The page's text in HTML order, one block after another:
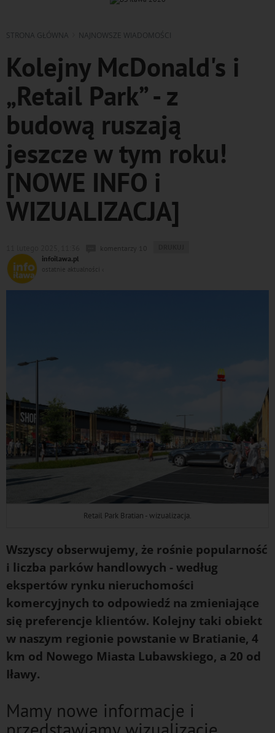
STRONA GŁÓWNA NAJNOWSZE WIADOMOŚCI
Kolejny McDonald's i
„Retail Park” - z
budową ruszają
jeszcze w tym roku!
[NOWE INFO i
WIZUALIZACJA]
infoilawa.pl
ostatnie aktualności ‹
Retail Park Bratian - wizualizacja.
Wszyscy obserwujemy, że rośnie popularność
i liczba parków handlowych - według
ekspertów rynku nieruchomości
komercyjnych to odpowiedź na zmieniające
się preferencje klientów. Kolejny taki obiekt
w naszym regionie powstanie w Bratianie, 4
km od Nowego Miasta Lubawskiego, a 20 od
Iławy.
Mamy nowe informacje i